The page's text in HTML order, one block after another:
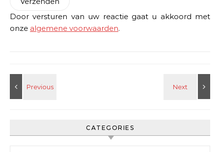
Door versturen van uw reactie gaat u akkoord met
onze algemene voorwaarden.
CATEGORIES